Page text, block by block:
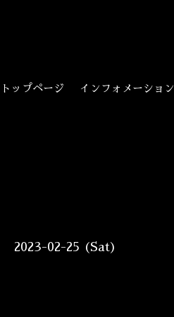
トップページ インフォメーション
2023-02-25 (Sat)